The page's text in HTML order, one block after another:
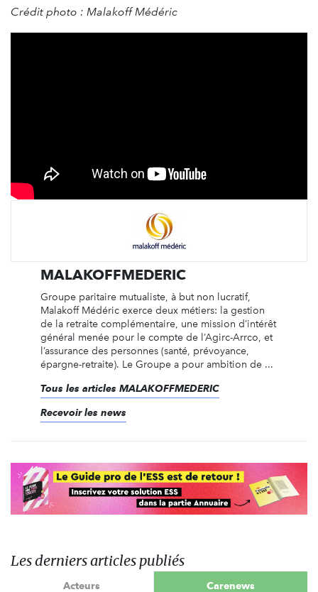
Crédit photo : Malakoff Médéric
MALAKOFFMEDERIC
Groupe paritaire mutualiste, à but non lucratif,
Malakoff Médéric exerce deux métiers: la gestion
de la retraite complémentaire, une mission d’intérêt
général menée pour le compte de l’Agirc-Arrco, et
l’assurance des personnes (santé, prévoyance,
épargne-retraite). Le Groupe a pour ambition de ...
Tous les articles MALAKOFFMEDERIC
Recevoir les news
Les derniers articles publiés
Acteurs Carenews